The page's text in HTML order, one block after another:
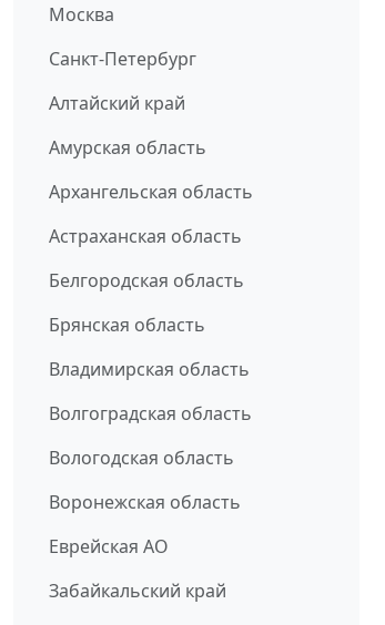
Москва
Санкт-Петербург
Алтайский край
Амурская область
Архангельская область
Астраханская область
Белгородская область
Брянская область
Владимирская область
Волгоградская область
Вологодская область
Воронежская область
Еврейская АО
Забайкальский край